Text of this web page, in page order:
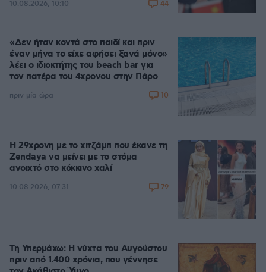
10.08.2026, 10:10 44
«Δεν ήταν κοντά στο παιδί και πριν
έναν μήνα το είχε αφήσει ξανά μόνο»
λέει ο ιδιοκτήτης του beach bar για
τον πατέρα του 4χρονου στην Πάρο
πριν μία ώρα 10
Η 29χρονη με το χιτζάμπ που έκανε τη
Zendaya να μείνει με το στόμα
ανοιχτό στο κόκκινο χαλί
10.08.2026, 07:31 79
Τη Υπερμάχω: Η νύχτα του Αυγούστου
πριν από 1.400 χρόνια, που γέννησε